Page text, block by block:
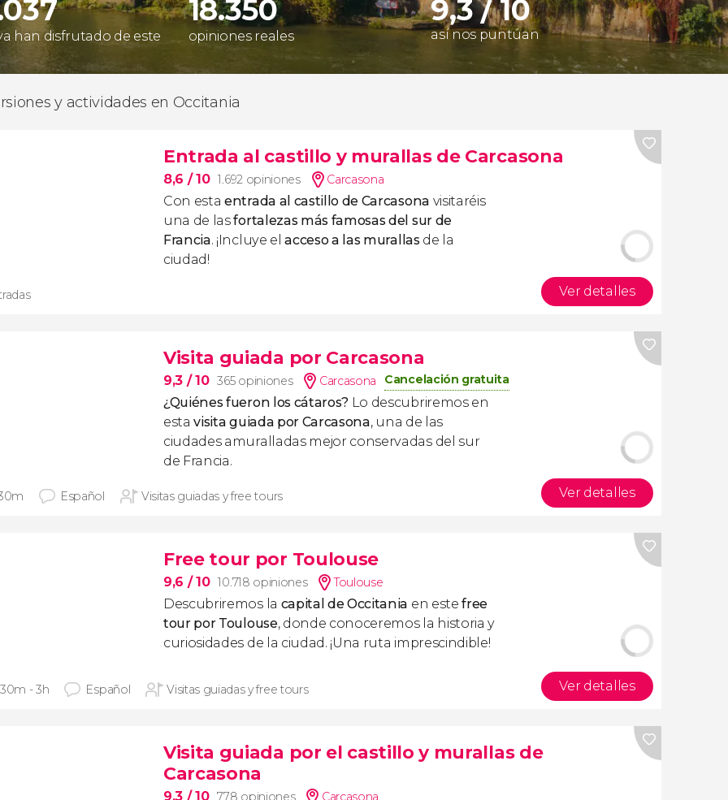
han disfrutado de este
18.350
opiniones reales
9,3 / 10
así nos puntúan
y actividades en Occitania
Entrada al castillo y murallas de Carcasona
8,6 / 10 1.692 opiniones Carcasona
Con estaentrada al castillo de Carcasona visitaréis
una de lasfortalezas más famosas del sur de
Francia. ¡Incluye elacceso a las murallasde la
ciudad!
Ver detalles
Visita guiada por Carcasona
9,3 / 10 365 opiniones Carcasona Cancelación gratuita
¿Quiénes fueron los cátaros? Lo descubriremos en
estavisita guiada por Carcasona, una de las
ciudades amuralladas mejor conservadas del sur
de Francia.
Español Visitas guiadas y free tours Ver detalles
Free tour por Toulouse
9,6 / 10 10.718 opiniones Toulouse
Descubriremos la capital de Occitania en estefree
tour por Toulouse, donde conoceremos la historia y
curiosidades de la ciudad. ¡Una ruta imprescindible!
- 3h Español Visitas guiadas y free tours Ver detalles
Visita guiada por el castillo y murallas de
Carcasona
9,3 / 10 778 opiniones Carcasona